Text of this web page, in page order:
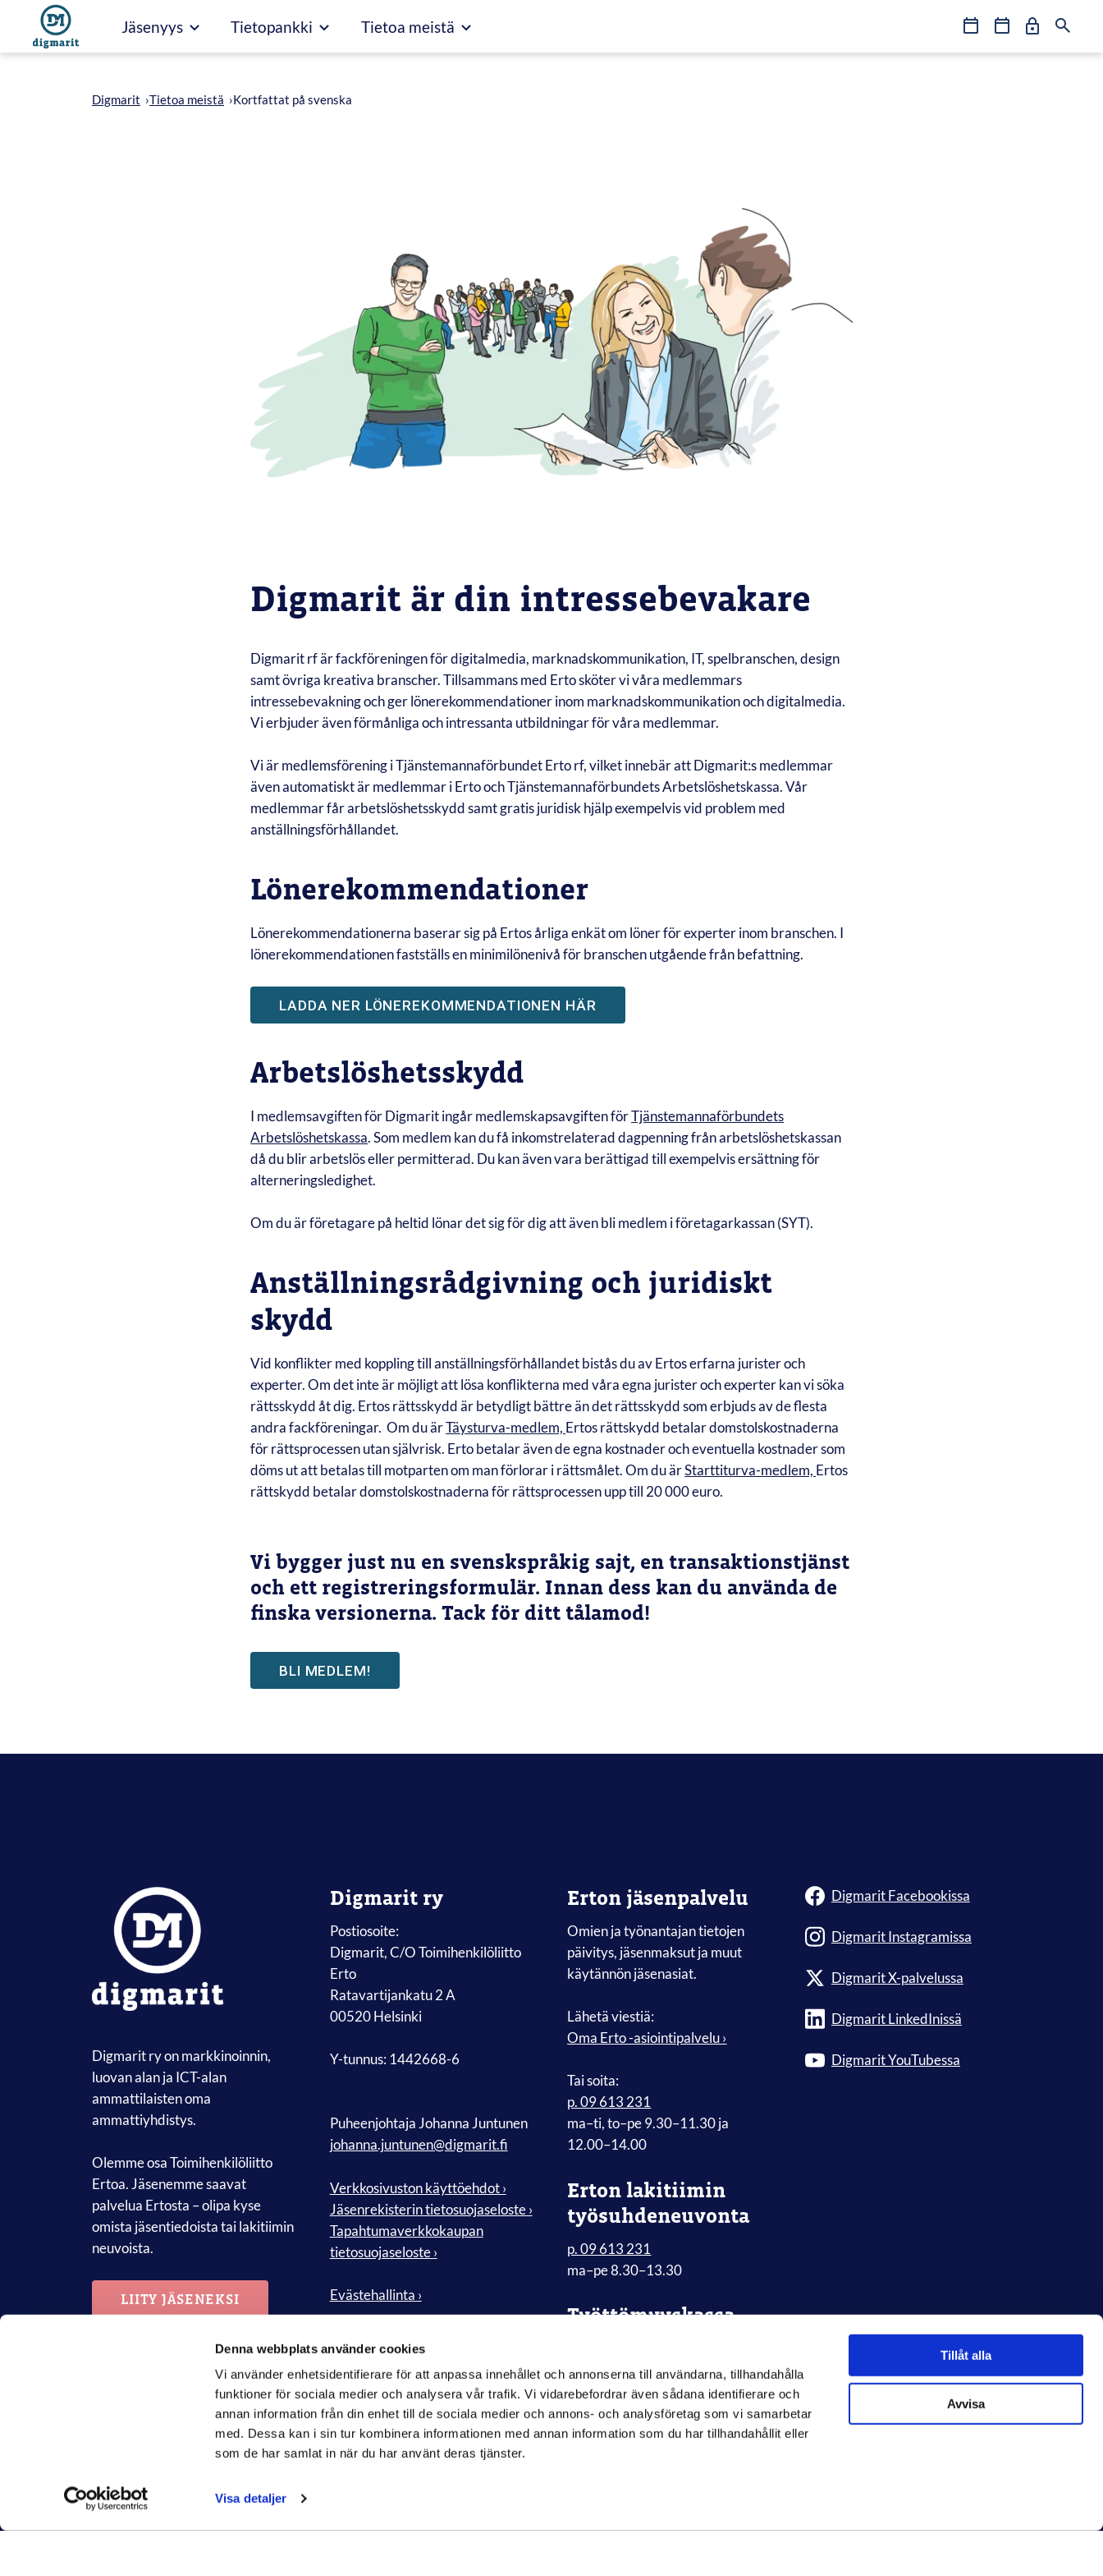
Denna webbplats använder cookies
Vi använder enhetsidentifierare för att anpassa innehållet och annonserna till användarna, tillhandahålla
funktioner för sociala medier och analysera vår trafik. Vi vidarebefordrar även sådana identifierare och
annan information från din enhet till de sociala medier och annons- och analysföretag som vi samarbetar
med. Dessa kan i sin tur kombinera informationen med annan information som du har tillhandahållit eller
som de har samlat in när du har använt deras tjänster.
Visa detaljer
Tillåt alla
Avvisa
suoraan
sisältöön
Jäsenyys Tietopankki Tietoa meistä
Koulutukset
&
Tapahtumat
Oma
Erto
Hae
Digmarit ›Tietoa meistä ›Kortfattat på svenska
Digmarit är din intressebevakare
Digmarit rf är fackföreningen för digitalmedia, marknadskommunikation, IT, spelbranschen, design
samt övriga kreativa branscher. Tillsammans med Erto sköter vi våra medlemmars
intressebevakning och ger lönerekommendationer inom marknadskommunikation och digitalmedia.
Vi erbjuder även förmånliga och intressanta utbildningar för våra medlemmar.
Vi är medlemsförening i Tjänstemannaförbundet Erto rf, vilket innebär att Digmarit:s medlemmar
även automatiskt är medlemmar i Erto och Tjänstemannaförbundets Arbetslöshetskassa. Vår
medlemmar får arbetslöshetsskydd samt gratis juridisk hjälp exempelvis vid problem med
anställningsförhållandet.
Lönerekommendationer
Lönerekommendationerna baserar sig på Ertos årliga enkät om löner för experter inom branschen. I
lönerekommendationen fastställs en minimilönenivå för branschen utgående från befattning.
LADDA NER LÖNEREKOMMENDATIONEN HÄR
Arbetslöshetsskydd
I medlemsavgiften för Digmarit ingår medlemskapsavgiften förTjänstemannaförbundets
Arbetslöshetskassa. Som medlem kan du få inkomstrelaterad dagpenning från arbetslöshetskassan
då du blir arbetslös eller permitterad. Du kan även vara berättigad till exempelvis ersättning för
alterneringsledighet.
Om du är företagare på heltid lönar det sig för dig att även bli medlem i företagarkassan (SYT).
Anställningsrådgivning och juridiskt
skydd
Vid konflikter med koppling till anställningsförhållandet bistås du av Ertos erfarna jurister och
experter. Om det inte är möjligt att lösa konflikterna med våra egna jurister och experter kan vi söka
rättsskydd åt dig. Ertos rättsskydd är betydligt bättre än det rättsskydd som erbjuds av de flesta
andra fackföreningar. Om du ärTäysturva-medlem, Ertos rättskydd betalar domstolskostnaderna
för rättsprocessen utan självrisk. Erto betalar även de egna kostnader och eventuella kostnader som
döms ut att betalas till motparten om man förlorar i rättsmålet. Om du ärStarttiturva-medlem, Ertos
rättskydd betalar domstolskostnaderna för rättsprocessen upp till 20 000 euro.
Vi bygger just nu en svenskspråkig sajt, en transaktionstjänst
och ett registreringsformulär. Innan dess kan du använda de
finska versionerna. Tack för ditt tålamod!
BLI MEDLEM!
Digmarit ry on markkinoinnin,
luovan alan ja ICT-alan
ammattilaisten oma
ammattiyhdistys.
Olemme osa Toimihenkilöliitto
Ertoa. Jäsenemme saavat
palvelua Ertosta – olipa kyse
omista jäsentiedoista tai lakitiimin
neuvoista.
LIITY JÄSENEKSI
Digmarit ry
Postiosoite:
Digmarit, C/O Toimihenkilöliitto
Erto
Ratavartijankatu 2 A
00520 Helsinki
Y-tunnus: 1442668-6
Puheenjohtaja Johanna Juntunen
johanna.juntunen@digmarit.fi
Verkkosivuston käyttöehdot ›
Jäsenrekisterin tietosuojaseloste ›
Tapahtumaverkkokaupan
tietosuojaseloste ›
Evästehallinta ›
Erton jäsenpalvelu
Omien ja työnantajan tietojen
päivitys, jäsenmaksut ja muut
käytännön jäsenasiat.
Lähetä viestiä:
Oma Erto -asiointipalvelu ›
Tai soita:
p. 09 613 231
ma–ti, to–pe 9.30–11.30 ja
12.00–14.00
Erton lakitiimin
työsuhdeneuvonta
p. 09 613 231
ma–pe 8.30–13.30
Työttömyyskassa
09 4763 7600
ma–to klo 10–15
pe klo 10–13
Koko-kassan eAsiointi ›
Digmarit Facebookissa
Digmarit Instagramissa
Digmarit X-palvelussa
Digmarit LinkedInissä
Digmarit YouTubessa